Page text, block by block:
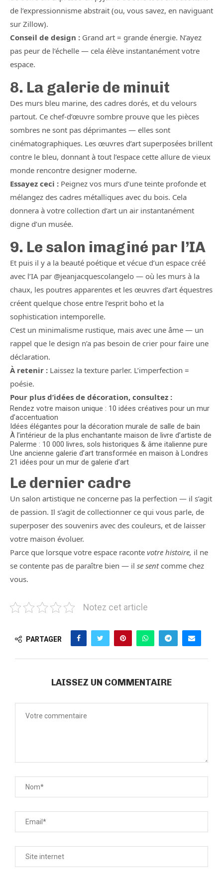
de l’expressionnisme abstrait (ou, vous savez, en naviguant
sur Zillow).
Conseil de design : Grand art = grande énergie. N’ayez
pas peur de l’échelle — cela élève instantanément votre
espace.
8. La galerie de minuit
Des murs bleu marine, des cadres dorés, et du velours
partout. Ce chef-d’œuvre sombre prouve que les pièces
sombres ne sont pas déprimantes — elles sont
cinématographiques. Les œuvres d’art superposées brillent
contre le bleu, donnant à tout l’espace cette allure de vieux
monde rencontre designer moderne.
Essayez ceci : Peignez vos murs d’une teinte profonde et
mélangez des cadres métalliques avec du bois. Cela
donnera à votre collection d’art un air instantanément
digne d’un musée.
9. Le salon imaginé par l’IA
Et puis il y a la beauté poétique et vécue d’un espace créé
avec l’IA par @jeanjacquescolangelo — où les murs à la
chaux, les poutres apparentes et les œuvres d’art équestres
créent quelque chose entre l’esprit boho et la
sophistication intemporelle.
C’est un minimalisme rustique, mais avec une âme — un
rappel que le design n’a pas besoin de crier pour faire une
déclaration.
À retenir : Laissez la texture parler. L’imperfection =
poésie.
Pour plus d’idées de décoration, consultez :
Rendez votre maison unique : 10 idées créatives pour un mur
d’accentuation
Idées élégantes pour la décoration murale de salle de bain
À l’intérieur de la plus enchantante maison de livre d’artiste de
Palerme : 10 000 livres, sols historiques & âme italienne pure
Une ancienne galerie d’art transformée en maison à Londres
21 idées pour un mur de galerie d’art
Le dernier cadre
Un salon artistique ne concerne pas la perfection — il s’agit
de passion. Il s’agit de collectionner ce qui vous parle, de
superposer des souvenirs avec des couleurs, et de laisser
votre maison évoluer.
Parce que lorsque votre espace raconte votre histoire, il ne
se contente pas de paraître bien — il se sentcomme chez
vous.
Notez cet article
PARTAGER
LAISSEZ UN COMMENTAIRE